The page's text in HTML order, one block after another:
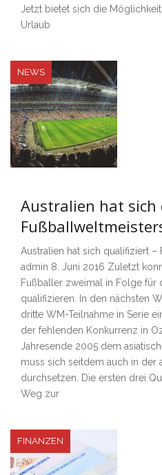
Jetzt bietet sich die
Urlaub
NEWS
Australien hat sich
Australien hat sich qualifiziert
admin 8. Juni 2016 Zuletzt
Fußballer zweimal in Folge für
qualifizieren. In den nächsten
dritte WM-Teilnahme in Serie
der fehlenden Konkurrenz in
Jahresende 2005 dem
muss sich seitdem auch in der
durchsetzen. Die ersten drei
Weg zur
FINANZEN